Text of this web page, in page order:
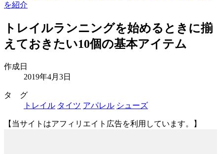
を紹介
トレイルランニングを始めるときに揃
えておきたい10個の基本アイテム
作成日
2019年4月3日
タ グ
トレイル タイツ アパレル シューズ
【当サイトはアフィリエイト広告を利用しています。】